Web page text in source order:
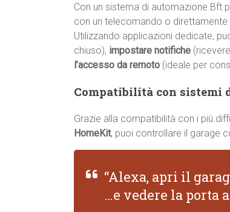
Con un sistema di automazione Bft
con un telecomando o
Utilizzando applicazioni dedicate,
chiuso), impostare notifiche
l’accesso da remoto (ideale per
Compatibilità con sistemi
Grazie alla compatibilità con i più
HomeKit, puoi controllare il garage
“Alexa, apri il
…e vedere la porta